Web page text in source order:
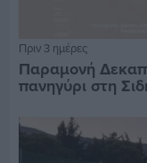
Πριν 3 ημέρες
Παραμονή
πανηγύρι στη